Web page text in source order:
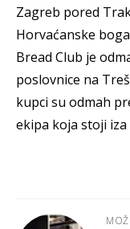
Zagreb pored
Horvaćanske
Bread Club je
poslovnice na
kupci su odmah
ekipa koja stoji